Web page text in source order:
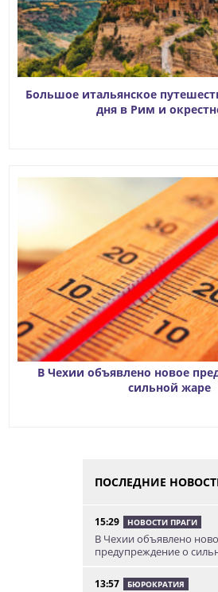
Большое итальянское
дня в Рим и
В Чехии объявлено новое
сильной жаре
ПОСЛЕДНИЕ
15:29 НОВОСТИ ПРАГИ
В Чехии объявлено
предупреждение о
13:57 БЮРОКРАТИЯ